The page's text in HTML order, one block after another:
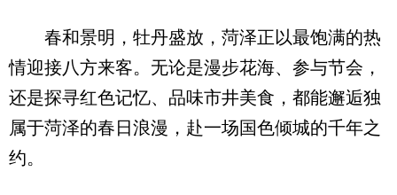
春和景明，牡丹盛放，菏泽正以最饱满的热
情迎接八方来客。无论是漫步花海、参与节会，
还是探寻红色记忆、品味市井美食，都能邂逅独
属于菏泽的春日浪漫，赴一场国色倾城的千年之
约。